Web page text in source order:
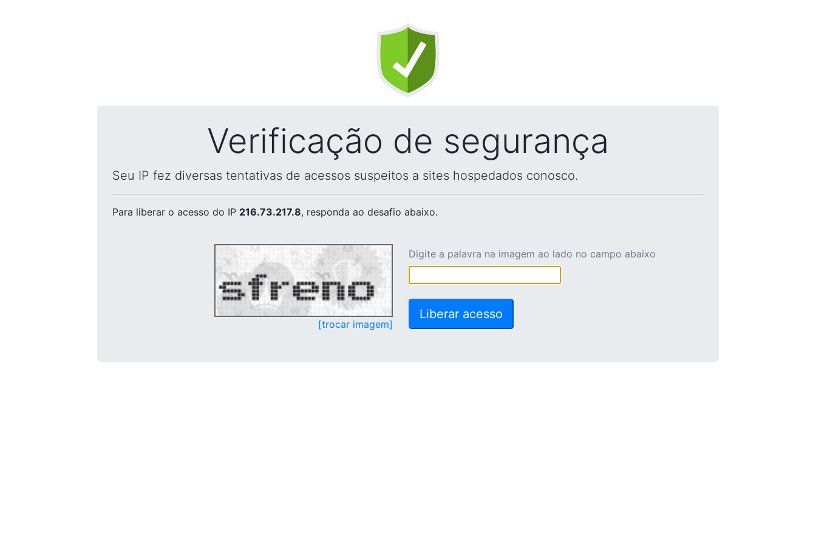
Verificação de segurança
Seu IP fez diversas tentativas de acessos suspeitos a sites hospedados conosco.
Para liberar o acesso do IP 216.73.217.8, responda ao desafio abaixo.
[trocar imagem]
Digite a palavra na imagem ao lado no campo abaixo